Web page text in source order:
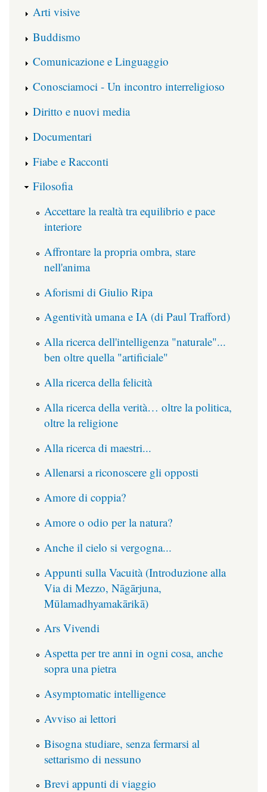
Arti visive
Buddismo
Comunicazione e Linguaggio
Conosciamoci - Un incontro interreligioso
Diritto e nuovi media
Documentari
Fiabe e Racconti
Filosofia
Accettare la realtà tra equilibrio e pace
interiore
Affrontare la propria ombra, stare
nell'anima
Aforismi di Giulio Ripa
Agentività umana e IA (di Paul Trafford)
Alla ricerca dell'intelligenza "naturale"...
ben oltre quella "artificiale"
Alla ricerca della felicità
Alla ricerca della verità… oltre la politica,
oltre la religione
Alla ricerca di maestri...
Allenarsi a riconoscere gli opposti
Amore di coppia?
Amore o odio per la natura?
Anche il cielo si vergogna...
Appunti sulla Vacuità (Introduzione alla
Via di Mezzo, Nāgārjuna,
Mūlamadhyamakārikā)
Ars Vivendi
Aspetta per tre anni in ogni cosa, anche
sopra una pietra
Asymptomatic intelligence
Avviso ai lettori
Bisogna studiare, senza fermarsi al
settarismo di nessuno
Brevi appunti di viaggio